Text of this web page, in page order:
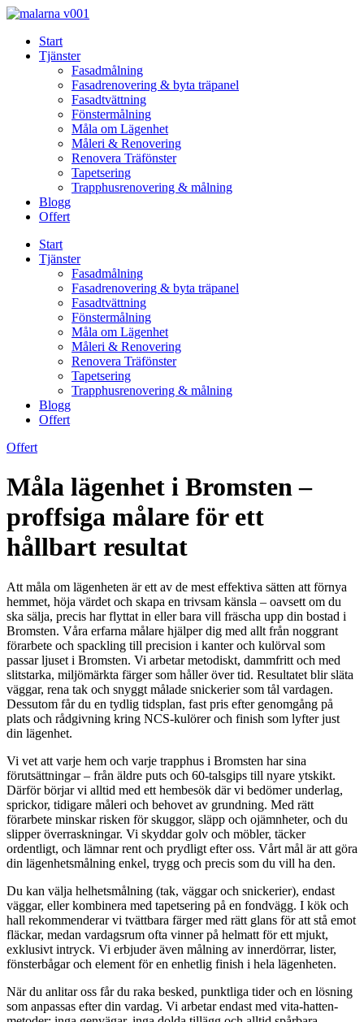
Skip
contentStart
Tjänster
Fasadmålning
Fasadrenovering & byta träpanel
Fasadtvättning
Fönstermålning
Måla om Lägenhet
Måleri & Renovering
Renovera Träfönster
Tapetsering
Trapphusrenovering & målning
Blogg
Offert
Start
Tjänster
Fasadmålning
Fasadrenovering & byta träpanel
Fasadtvättning
Fönstermålning
Måla om Lägenhet
Måleri & Renovering
Renovera Träfönster
Tapetsering
Trapphusrenovering & målning
Blogg
Offert
Offert
Måla lägenhet i Bromsten –
proffsiga målare för ett
hållbart resultat
Att måla om lägenheten är ett av de mest effektiva sätten att förnya
hemmet, höja värdet och skapa en trivsam känsla – oavsett om du
ska sälja, precis har flyttat in eller bara vill fräscha upp din bostad i
Bromsten. Våra erfarna målare hjälper dig med allt från noggrant
förarbete och spackling till precision i kanter och kulörval som
passar ljuset i Bromsten. Vi arbetar metodiskt, dammfritt och med
slitstarka, miljömärkta färger som håller över tid. Resultatet blir släta
väggar, rena tak och snyggt målade snickerier som tål vardagen.
Dessutom får du en tydlig tidsplan, fast pris efter genomgång på
plats och rådgivning kring NCS-kulörer och finish som lyfter just
din lägenhet.
Vi vet att varje hem och varje trapphus i Bromsten har sina
förutsättningar – från äldre puts och 60-talsgips till nyare ytskikt.
Därför börjar vi alltid med ett hembesök där vi bedömer underlag,
sprickor, tidigare måleri och behovet av grundning. Med rätt
förarbete minskar risken för skuggor, släpp och ojämnheter, och du
slipper överraskningar. Vi skyddar golv och möbler, täcker
ordentligt, och lämnar rent och prydligt efter oss. Vårt mål är att göra
din lägenhetsmålning enkel, trygg och precis som du vill ha den.
Du kan välja helhetsmålning (tak, väggar och snickerier), endast
väggar, eller kombinera med tapetsering på en fondvägg. I kök och
hall rekommenderar vi tvättbara färger med rätt glans för att stå emot
fläckar, medan vardagsrum ofta vinner på helmatt för ett mjukt,
exklusivt intryck. Vi erbjuder även målning av innerdörrar, lister,
fönsterbågar och element för en enhetlig finish i hela lägenheten.
När du anlitar oss får du raka besked, punktliga tider och en lösning
som anpassas efter din vardag. Vi arbetar endast med vita-hatten-